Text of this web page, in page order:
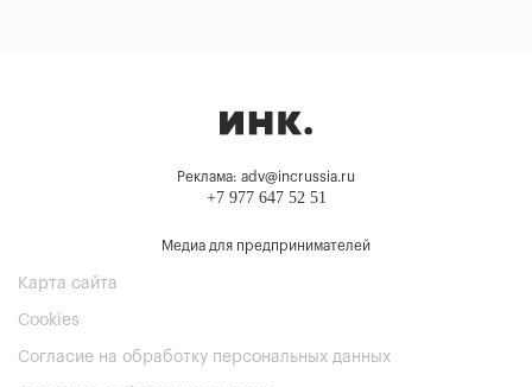
Реклама: adv@incrussia.ru
+7 977 647 52 51
Медиа для предпринимателей
Карта сайта
Cookies
Согласие на обработку персональных данных